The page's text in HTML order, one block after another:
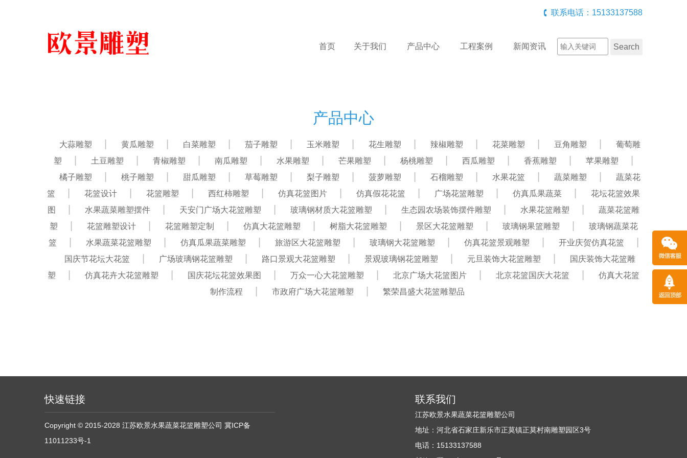
联系电话：15133137588
首页 关于我们 产品中心 工程案例 新闻资讯
产品中心
大蒜雕塑 黄瓜雕塑 白菜雕塑 茄子雕塑 玉米雕塑 花生雕塑 辣椒雕塑 花菜雕塑 豆角雕塑
葡萄雕
塑
土豆雕塑 青椒雕塑 南瓜雕塑 水果雕塑 芒果雕塑 杨桃雕塑 西瓜雕塑 香蕉雕塑
苹果雕塑
橘子雕塑
桃子雕塑 甜瓜雕塑 草莓雕塑 梨子雕塑 菠萝雕塑 石榴雕塑 水果花篮 蔬菜雕塑
蔬菜花
篮
花篮设计 花篮雕塑 西红柿雕塑 仿真花篮图片 仿真假花花篮 广场花篮雕塑 仿真瓜果蔬菜
花坛花篮效果
图
水果蔬菜雕塑摆件 天安门广场大花篮雕塑 玻璃钢材质大花篮雕塑 生态园农场装饰摆件雕塑 水果花篮雕塑
蔬菜花篮雕
塑
花篮雕塑设计 花篮雕塑定制 仿真大花篮雕塑 树脂大花篮雕塑 景区大花篮雕塑 玻璃钢果篮雕塑
玻璃钢蔬菜花
篮
水果蔬菜花篮雕塑 仿真瓜果蔬菜雕塑 旅游区大花篮雕塑 玻璃钢大花篮雕塑 仿真花篮景观雕塑
开业庆贺仿真花篮
国庆节花坛大花篮
广场玻璃钢花篮雕塑 路口景观大花篮雕塑 景观玻璃钢花篮雕塑 元旦装饰大花篮雕塑
国庆装饰大花篮雕
塑
仿真花卉大花篮雕塑 国庆花坛花篮效果图 万众一心大花篮雕塑 北京广场大花篮图片 北京花篮国庆大花篮
仿真大花篮
制作流程
市政府广场大花篮雕塑 繁荣昌盛大花篮雕塑品
快速链接
Copyright © 2015-2028 江苏欧景水果蔬菜花篮雕塑公司 冀ICP备
11011233号-1
联系我们
江苏欧景水果蔬菜花篮雕塑公司
地址：河北省石家庄新乐市正莫镇正莫村南雕塑园区3号
电话：15133137588